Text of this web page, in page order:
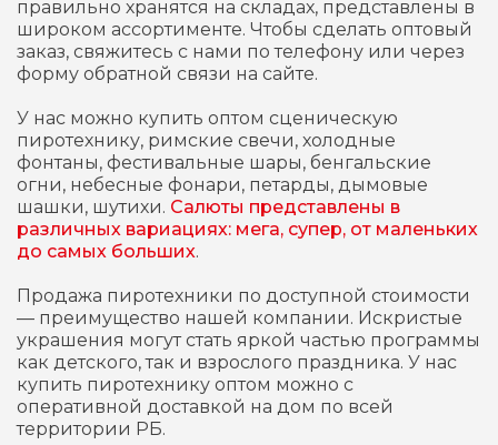
правильно хранятся на складах, представлены в
широком ассортименте. Чтобы сделать оптовый
заказ, свяжитесь с нами по телефону или через
форму обратной связи на сайте.
У нас можно купить оптом сценическую
пиротехнику, римские свечи, холодные
фонтаны, фестивальные шары, бенгальские
огни, небесные фонари, петарды, дымовые
шашки, шутихи. Салюты представлены в
различных вариациях: мега, супер, от маленьких
до самых больших.
Продажа пиротехники по доступной стоимости
— преимущество нашей компании. Искристые
украшения могут стать яркой частью программы
как детского, так и взрослого праздника. У нас
купить пиротехнику оптом можно с
оперативной доставкой на дом по всей
территории РБ.